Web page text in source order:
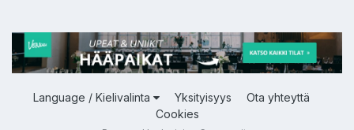
Language / Kielivalinta Yksityisyys
Ota yhteyttä
Cookies